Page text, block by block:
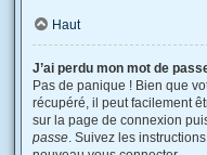
Haut
J’ai perdu mon mot de
Pas de panique ! Bien que
récupéré, il peut facilement
sur la page de connexion
passe. Suivez les